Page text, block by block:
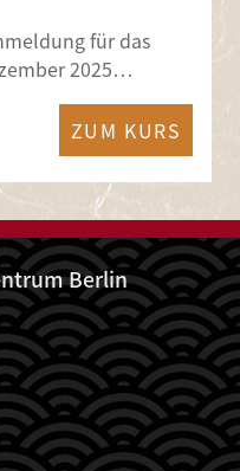
für das
2025…
ZUM KURS
Berlin